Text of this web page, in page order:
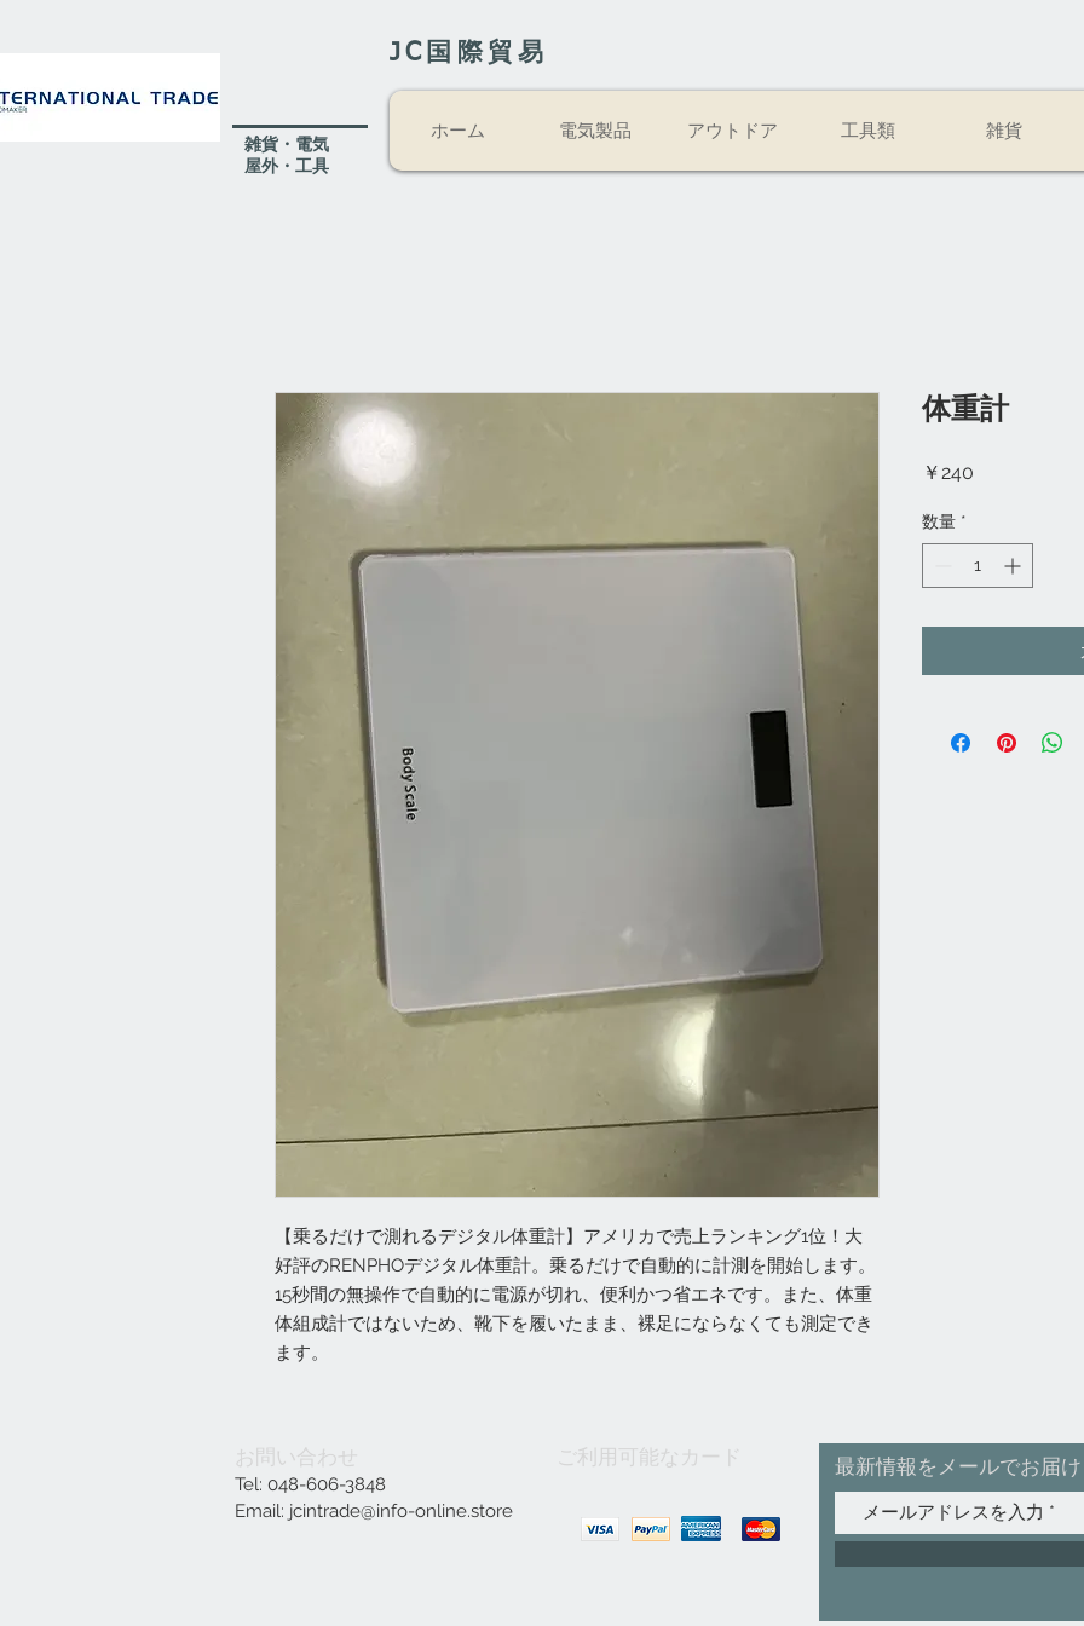
JC国際貿易
​雑貨・電気
​屋外・工具
ホーム 電気製品 アウトドア 工具類 雑貨
【乗るだけで測れるデジタル体重計】アメリカで売上ランキング1位！大
好評のRENPHOデジタル体重計。乗るだけで自動的に計測を開始します。
15秒間の無操作で自動的に電源が切れ、便利かつ省エネです。また、体重
体組成計ではないため、靴下を履いたまま、裸足にならなくても測定でき
ます。
体重計
￥240
数量 *
お問い合わせ
Tel: 048-606-3848
Email: jcintrade@info-online.store
ご利用可能なカード 最新情報をメールでお届